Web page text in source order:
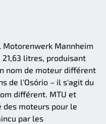
Motorenwerk Mannheim
litres, produisant
nom de moteur différent
de l'Osório – il s'agit du
différent. MTU et
des moteurs pour le
par les